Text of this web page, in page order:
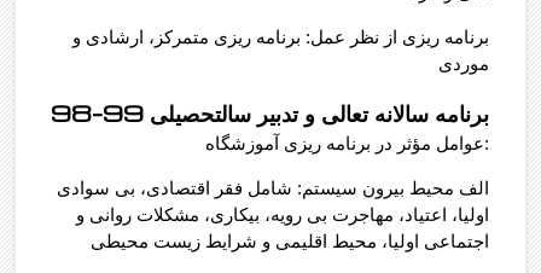
برنامه ریزی از نظر عمل: برنامه ریزی متمرکز، ارشادی و
موردی
برنامه سالانه تعالی و تدبیر سالتحصیلی 99-98
عوامل مؤثر در برنامه ریزی آموزشگاه:
الف محیط بیرون سیستم: شامل فقر اقتصادی، بی سوادی
اولیا، اعتیاد، مهاجرت بی رویه، بیکاری، مشکلات روانی و
اجتماعی اولیا، محیط اقلیمی و شرایط زیست محیطی